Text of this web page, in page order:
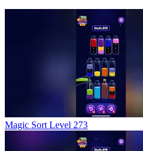
Magic Sort Level 273